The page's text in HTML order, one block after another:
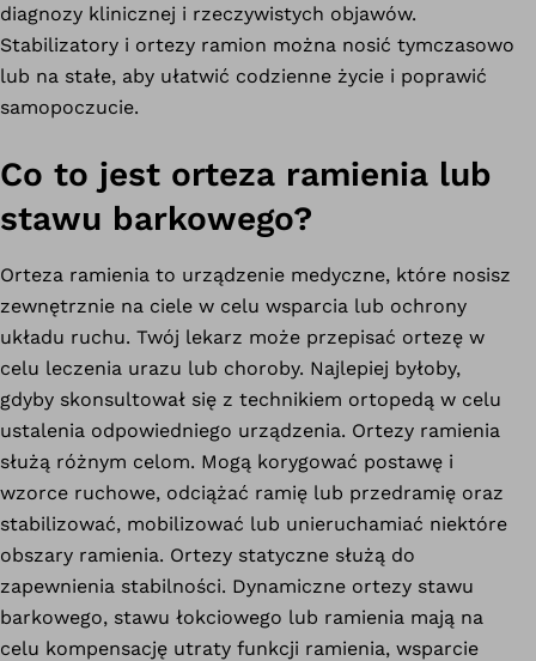
diagnozy klinicznej i rzeczywistych objawów.
Stabilizatory i ortezy ramion można nosić tymczasowo
lub na stałe, aby ułatwić codzienne życie i poprawić
samopoczucie.
Co to jest orteza ramienia lub
stawu barkowego?
Orteza ramienia to urządzenie medyczne, które nosisz
zewnętrznie na ciele w celu wsparcia lub ochrony
układu ruchu. Twój lekarz może przepisać ortezę w
celu leczenia urazu lub choroby. Najlepiej byłoby,
gdyby skonsultował się z technikiem ortopedą w celu
ustalenia odpowiedniego urządzenia. Ortezy ramienia
służą różnym celom. Mogą korygować postawę i
wzorce ruchowe, odciążać ramię lub przedramię oraz
stabilizować, mobilizować lub unieruchamiać niektóre
obszary ramienia. Ortezy statyczne służą do
zapewnienia stabilności. Dynamiczne ortezy stawu
barkowego, stawu łokciowego lub ramienia mają na
celu kompensację utraty funkcji ramienia, wsparcie